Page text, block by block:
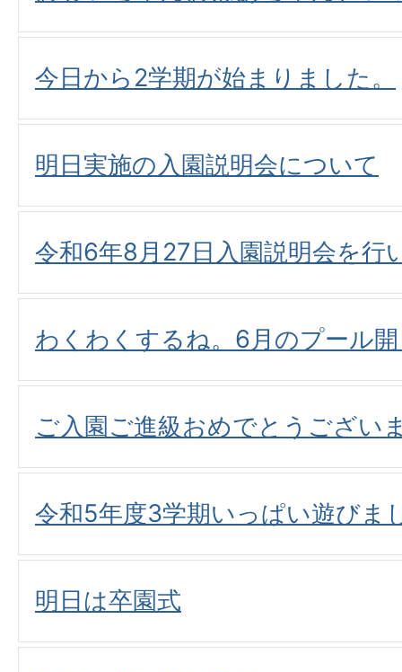
今日から2学期が始まりました。
明日実施の入園説明会について
令和6年8月27日入園説明会を行
わくわくするね。6月のプール
ご入園ご進級おめでとうござい
令和5年度3学期いっぱい遊びま
明日は卒園式